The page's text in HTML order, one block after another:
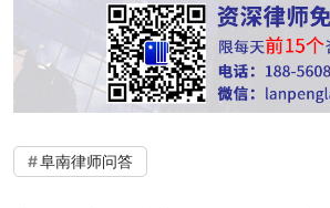
阜南律师问答